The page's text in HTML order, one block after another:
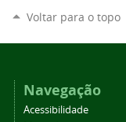
Voltar para o topo
Navegação
Acessibilidade